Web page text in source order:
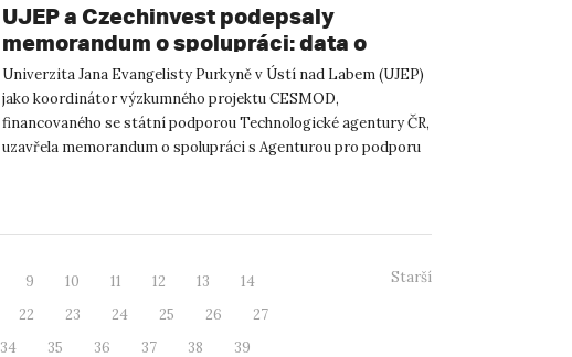
UJEP a Czechinvest podepsaly
memorandum o spolupráci: data o
podnikatelském prostředí posílí
výzkum CESMOD
Univerzita Jana Evangelisty Purkyně v Ústí nad Labem (UJEP)
jako koordinátor výzkumného projektu CESMOD,
financovaného se státní podporou Technologické agentury ČR,
uzavřela memorandum o spolupráci s Agenturou pro podporu
9 10 11 12 13
14
22 23 24 25 26
27
34 35 36 37 38
39
Starší